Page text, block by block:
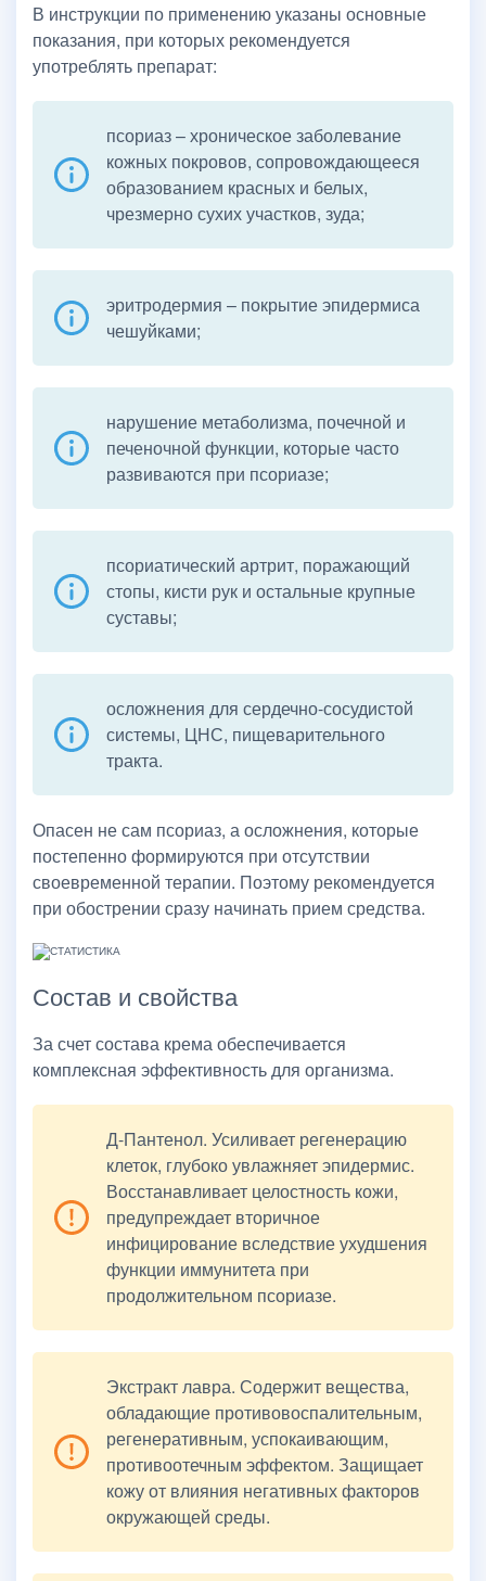
В инструкции по применению указаны основные
показания, при которых рекомендуется
употреблять препарат:
псориаз – хроническое заболевание
кожных покровов, сопровождающееся
образованием красных и белых,
чрезмерно сухих участков, зуда;
эритродермия – покрытие эпидермиса
чешуйками;
нарушение метаболизма, почечной и
печеночной функции, которые часто
развиваются при псориазе;
псориатический артрит, поражающий
стопы, кисти рук и остальные крупные
суставы;
осложнения для сердечно-сосудистой
системы, ЦНС, пищеварительного
тракта.
Опасен не сам псориаз, а осложнения, которые
постепенно формируются при отсутствии
своевременной терапии. Поэтому рекомендуется
при обострении сразу начинать прием средства.
Состав и свойства
За счет состава крема обеспечивается
комплексная эффективность для организма.
Д-Пантенол. Усиливает регенерацию
клеток, глубоко увлажняет эпидермис.
Восстанавливает целостность кожи,
предупреждает вторичное
инфицирование вследствие ухудшения
функции иммунитета при
продолжительном псориазе.
Экстракт лавра. Содержит вещества,
обладающие противовоспалительным,
регенеративным, успокаивающим,
противоотечным эффектом. Защищает
кожу от влияния негативных факторов
окружающей среды.